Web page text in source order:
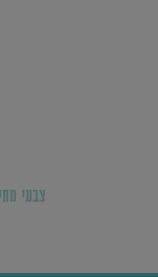
צבעי